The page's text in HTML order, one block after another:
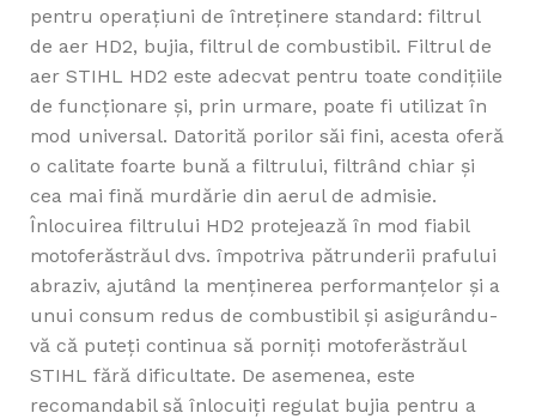
pentru operaţiuni de întreținere standard: filtrul
de aer HD2, bujia, filtrul de combustibil. Filtrul de
aer STIHL HD2 este adecvat pentru toate condițiile
de funcționare și, prin urmare, poate fi utilizat în
mod universal. Datorită porilor săi fini, acesta oferă
o calitate foarte bună a filtrului, filtrând chiar și
cea mai fină murdărie din aerul de admisie.
Înlocuirea filtrului HD2 protejează în mod fiabil
motoferăstrăul dvs. împotriva pătrunderii prafului
abraziv, ajutând la menținerea performanțelor și a
unui consum redus de combustibil și asigurându-
vă că puteți continua să porniți motoferăstrăul
STIHL fără dificultate. De asemenea, este
recomandabil să înlocuiți regulat bujia pentru a